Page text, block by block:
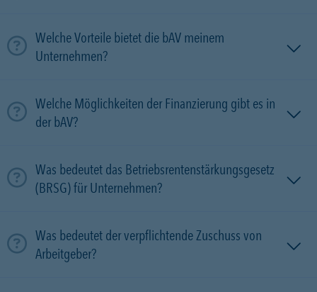
Welche Vorteile bietet die bAV meinem
Unternehmen?
Welche Möglichkeiten der Finanzierung gibt es in
der bAV?
Was bedeutet das Betriebsrentenstärkungsgesetz
(BRSG) für Unternehmen?
Was bedeutet der verpflichtende Zuschuss von
Arbeitgeber?